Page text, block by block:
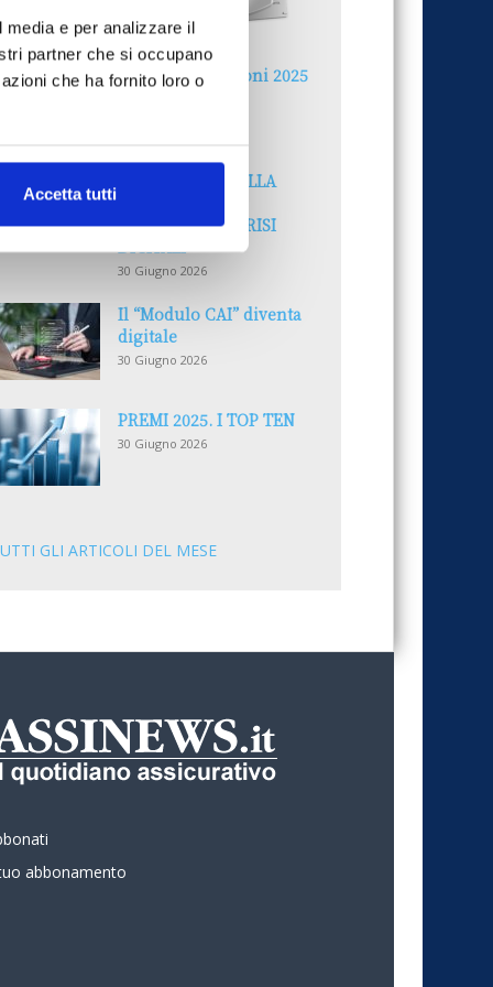
e per analizzare il
partner che si occupano
che ha fornito loro o
Accetta tutti
Reclami e sanzioni 2025
LA GESTIONE DELLA
RECENSIONI E CRISI
DIGITALI
30 Giugno 2026
Il “Modulo CAI” diventa
digitale
30 Giugno 2026
PREMI 2025. I TOP TEN
30 Giugno 2026
GLI ARTICOLI DEL MESE
abbonamento